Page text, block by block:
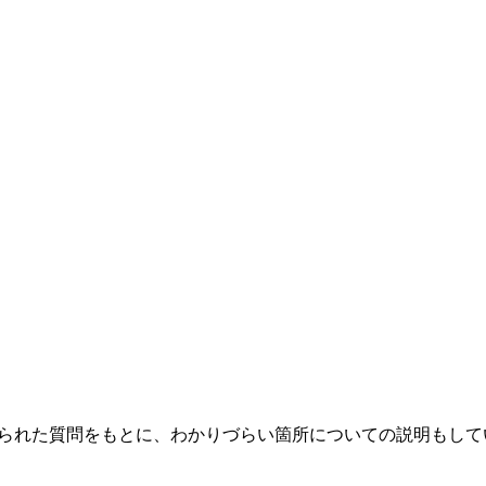
れた質問をもとに、わかりづらい箇所についての説明もし